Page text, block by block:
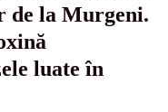
de la Murgeni.
luate în